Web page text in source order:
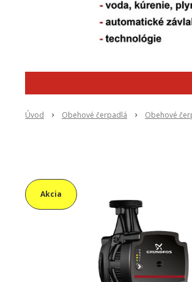
Úvod Obehové čerpadlá Obehové
Akcia